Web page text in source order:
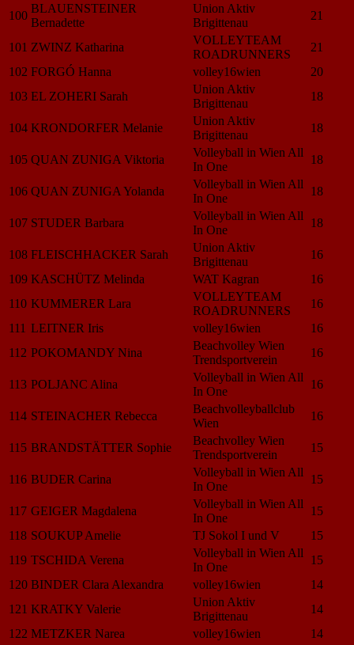
100
BLAUENSTEINER
Bernadette
Union Aktiv
Brigittenau
21
101 ZWINZ Katharina
VOLLEYTEAM
ROADRUNNERS
21
102 FORGÓ Hanna volley16wien
20
103 EL ZOHERI Sarah
Union Aktiv
Brigittenau
18
104 KRONDORFER Melanie
Union Aktiv
Brigittenau
18
105 QUAN ZUNIGA Viktoria
Volleyball in Wien All
In One
18
106 QUAN ZUNIGA Yolanda
Volleyball in Wien All
In One
18
107 STUDER Barbara
Volleyball in Wien All
In One
18
108 FLEISCHHACKER Sarah
Union Aktiv
Brigittenau
16
109 KASCHÜTZ Melinda WAT Kagran
16
110 KUMMERER Lara
VOLLEYTEAM
ROADRUNNERS
16
111 LEITNER Iris volley16wien
16
112 POKOMANDY Nina
Beachvolley Wien
Trendsportverein
16
113 POLJANC Alina
Volleyball in Wien All
In One
16
114 STEINACHER Rebecca
Beachvolleyballclub
Wien
16
115 BRANDSTÄTTER Sophie
Beachvolley Wien
Trendsportverein
15
116 BUDER Carina
Volleyball in Wien All
In One
15
117 GEIGER Magdalena
Volleyball in Wien All
In One
15
118 SOUKUP Amelie TJ Sokol I und V
15
119 TSCHIDA Verena
Volleyball in Wien All
In One
15
120 BINDER Clara Alexandra volley16wien
14
121 KRATKY Valerie
Union Aktiv
Brigittenau
14
122 METZKER Narea volley16wien
14